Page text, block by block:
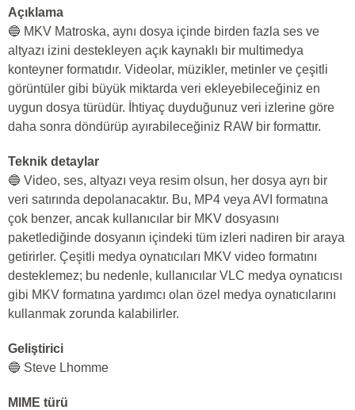
Açıklama
🔵 MKV Matroska, aynı dosya içinde birden fazla ses ve
altyazı izini destekleyen açık kaynaklı bir multimedya
konteyner formatıdır. Videolar, müzikler, metinler ve çeşitli
görüntüler gibi büyük miktarda veri ekleyebileceğiniz en
uygun dosya türüdür. İhtiyaç duyduğunuz veri izlerine göre
daha sonra döndürüp ayırabileceğiniz RAW bir formattır.
Teknik detaylar
🔵 Video, ses, altyazı veya resim olsun, her dosya ayrı bir
veri satırında depolanacaktır. Bu, MP4 veya AVI formatına
çok benzer, ancak kullanıcılar bir MKV dosyasını
paketlediğinde dosyanın içindeki tüm izleri nadiren bir araya
getirirler. Çeşitli medya oynatıcıları MKV video formatını
desteklemez; bu nedenle, kullanıcılar VLC medya oynatıcısı
gibi MKV formatına yardımcı olan özel medya oynatıcılarını
kullanmak zorunda kalabilirler.
Geliştirici
🔵 Steve Lhomme
MIME türü